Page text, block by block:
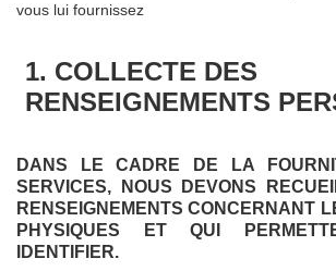
vous lui fournissez
1. COLLECTE DES
RENSEIGNEMENTS
DANS LE CADRE DE LA
SERVICES, NOUS DEVONS
RENSEIGNEMENTS CONCERNANT
PHYSIQUES ET QUI
IDENTIFIER.